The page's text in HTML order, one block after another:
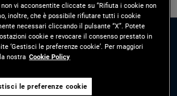
vi acconsentite cliccate su “Rifiuta i cookie non
inoltre, che è possibile rifiutare tutti i cookie
necessari cliccando il pulsante “X”. Potete
cookie e revocare il consenso prestato in
‘Gestisci le preferenze cookie’. Per maggiori
nostra Cookie Policy
le preferenze cookie